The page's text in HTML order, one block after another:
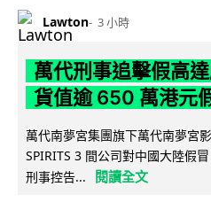
Lawton 3 小時
萬代刑事追擊假高
貨值逾 650 萬港元
萬代南夢宮集團旗下萬代南夢宮
SPIRITS 3 間公司對中國大陸假
刑事控告...
閱讀全文